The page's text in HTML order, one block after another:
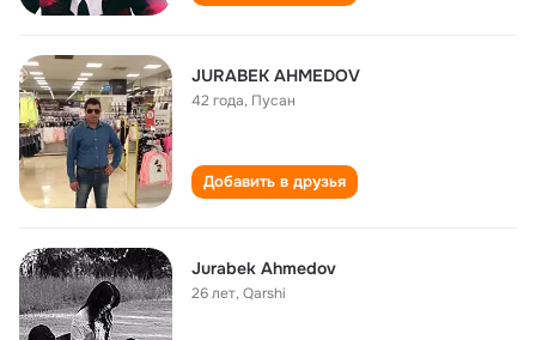
JURABEK AHMEDOV
42 года, Пусан
Добавить в друзья
Jurabek Ahmedov
26 лет,Qarshi